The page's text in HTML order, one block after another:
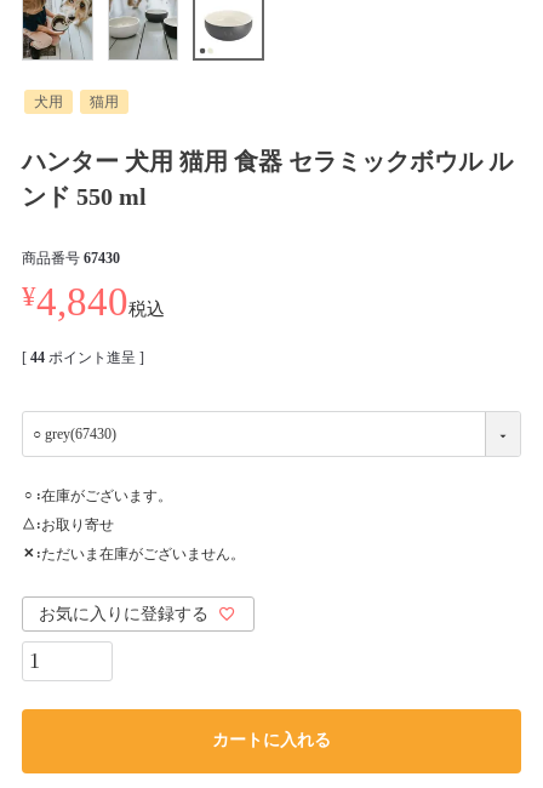
犬用 猫用
ハンター 犬用 猫用 食器 セラミックボウル ル
ンド 550 ml
商品番号 67430
¥4,840税込
[ 44 ポイント進呈 ]
○ 在庫がございます。
△ お取り寄せ
✕ ただいま在庫がございません。
お気に入りに登録する
カートに入れる